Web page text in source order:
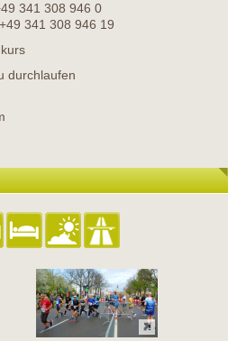
341 308 946 0
341 308 946 19
durchlaufen